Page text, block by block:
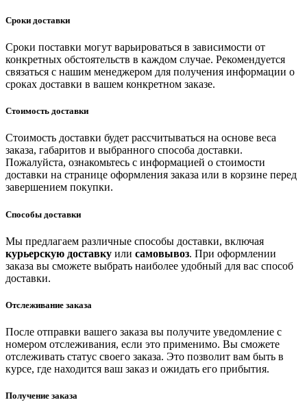
Сроки доставки
Сроки поставки могут варьироваться в зависимости от
конкретных обстоятельств в каждом случае. Рекомендуется
связаться с нашим менеджером для получения информации о
сроках доставки в вашем конкретном заказе.
Стоимость доставки
Стоимость доставки будет рассчитываться на основе веса
заказа, габаритов и выбранного способа доставки.
Пожалуйста, ознакомьтесь с информацией о стоимости
доставки на странице оформления заказа или в корзине перед
завершением покупки.
Способы доставки
Мы предлагаем различные способы доставки, включая
курьерскую доставку или самовывоз. При оформлении
заказа вы сможете выбрать наиболее удобный для вас способ
доставки.
Отслеживание заказа
После отправки вашего заказа вы получите уведомление с
номером отслеживания, если это применимо. Вы сможете
отслеживать статус своего заказа. Это позволит вам быть в
курсе, где находится ваш заказ и ожидать его прибытия.
Получение заказа